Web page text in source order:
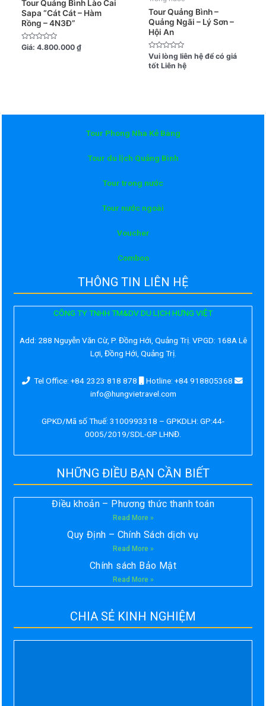
Tour Quảng Bình Lào Cai
Sapa “Cát Cát – Hàm
Rồng – 4N3Đ”
Được
Giá: 4.800.000₫
Tour Quảng Bình –
Quảng Ngãi – Lý Sơn –
Hội An
Được
xếp
hạng
Vui lòng liên hệ để có giá
tốt Liên hệ
Tour Phong Nha Kẻ Bàng
Tour du lịch Quảng Bình
Tour trong nước
Tour nước ngoài
Voucher
Comboo
THÔNG TIN LIÊN HỆ
CÔNG TY TNHH TM&DV DU LỊCH HƯNG VIỆT
Add: 288 Nguyễn Văn Cừ, P. Đồng Hới, Quảng Trị. VPGD: 168A Lê
Lợi, Đồng Hới, Quảng Trị.
Tel Office: +84 2323 818 878
Hotline: +84 918805368
info@hungvietravel.com
GPKD/Mã số Thuế: 3100993318 – GPKDLH: GP:44-
0005/2019/SDL-GP LHNĐ.
NHỮNG ĐIỀU BẠN CẦN BIẾT
Điều khoản – Phương thức thanh toán
Read More »
Quy Định – Chính Sách dịch vụ
Read More »
Chính sách Bảo Mật
Read More »
CHIA SẺ KINH NGHIỆM